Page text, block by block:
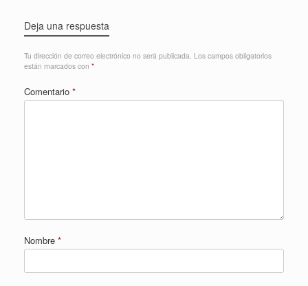
Deja una respuesta
Tu dirección de correo electrónico no será publicada. Los campos obligatorios
están marcados con *
Comentario *
Nombre *